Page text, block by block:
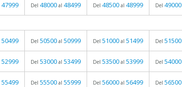
47999 Del 48000 al 48499 Del 48500 al 48999 Del 49000
50499 Del 50500 al 50999 Del 51000 al 51499 Del 51500
52999 Del 53000 al 53499 Del 53500 al 53999 Del 54000
55499 Del 55500 al 55999 Del 56000 al 56499 Del 56500